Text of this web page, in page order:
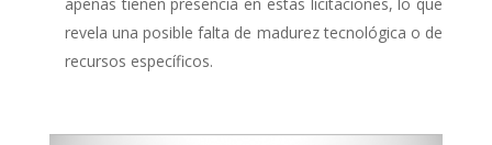
revela una posible falta de madurez tecnológica o de
recursos específicos.